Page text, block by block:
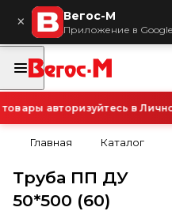
× Вегос-М
Приложение в
авторизуйтесь в
Главная Каталог
Труба ПП ДУ
50*500 (60)